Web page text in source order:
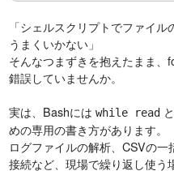
「シェルスクリプトでファイル
うまくいかない」
そんなつまずきを抱えたまま
錯誤していませんか。
実は、Bashにはwhile read
めの専用の書き方があります。
ログファイルの解析、CSVの
接続など、現場で繰り返し使う